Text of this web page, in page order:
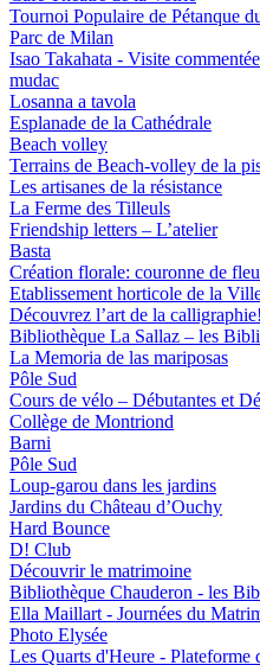
Tournoi Populaire de Pétanque
Parc de Milan
Isao Takahata - Visite commentée
mudac
Losanna a tavola
Esplanade de la Cathédrale
Beach volley
Terrains de Beach-volley de la
Les artisanes de la résistance
La Ferme des Tilleuls
Friendship letters – L’atelier
Basta
Création florale: couronne de
Etablissement horticole de la
Découvrez l’art de la calligraphie!
Bibliothèque La Sallaz – les
La Memoria de las mariposas
Pôle Sud
Cours de vélo – Débutantes et
Collège de Montriond
Barni
Pôle Sud
Loup-garou dans les jardins
Jardins du Château d’Ouchy
Hard Bounce
D! Club
Découvrir le matrimoine
Bibliothèque Chauderon - les
Ella Maillart - Journées du
Photo Elysée
Les Quarts d'Heure - Plateforme